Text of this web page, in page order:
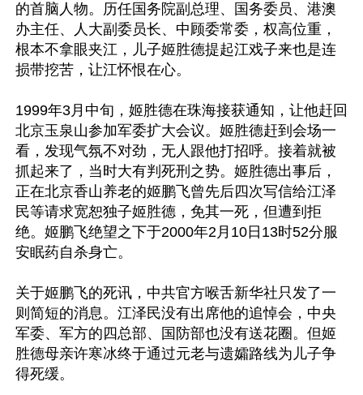
的首脑人物。历任国务院副总理、国务委员、港澳
办主任、人大副委员长、中顾委常委，权高位重，
根本不拿眼夹江，儿子姬胜德提起江戏子来也是连
损带挖苦，让江怀恨在心。
1999年3月中旬，姬胜德在珠海接获通知，让他赶回
北京玉泉山参加军委扩大会议。姬胜德赶到会场一
看，发现气氛不对劲，无人跟他打招呼。接着就被
抓起来了，当时大有判死刑之势。姬胜德出事后，
正在北京香山养老的姬鹏飞曾先后四次写信给江泽
民等请求宽恕独子姬胜德，免其一死，但遭到拒
绝。姬鹏飞绝望之下于2000年2月10日13时52分服
安眠药自杀身亡。
关于姬鹏飞的死讯，中共官方喉舌新华社只发了一
则简短的消息。江泽民没有出席他的追悼会，中央
军委、军方的四总部、国防部也没有送花圈。但姬
胜德母亲许寒冰终于通过元老与遗孀路线为儿子争
得死缓。